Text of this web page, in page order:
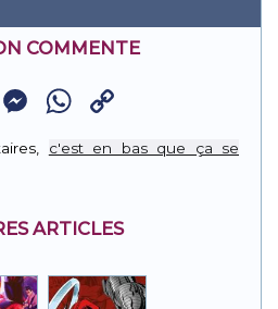
COMMENTE
EmailMessenger
WhatsApp
Link
c'est en bas que ça se
ARTICLES